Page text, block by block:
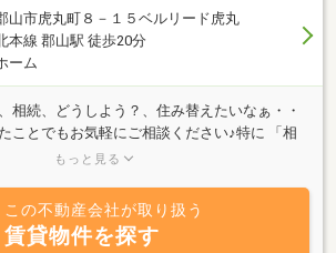
山市虎丸町８－１５ベルリード虎丸
本線 郡山駅 徒歩20分
ーム
相続、どうしよう？、住み替えたいなぁ・・
ことでもお気軽にご相談ください♪特に 「相
話をしないといけないので、緊張しますよ
だきます。THEモール郡山から徒歩３分なの
ょこっと立ち寄ってみよう！も大歓迎です。
話に掛けていただければ携帯電話に繋がりま
もっと見る
この不動産会社が取り扱う
賃貸物件を探す